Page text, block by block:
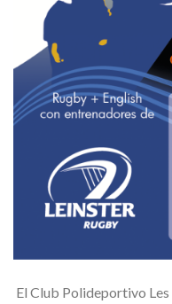
El Club Polideportivo